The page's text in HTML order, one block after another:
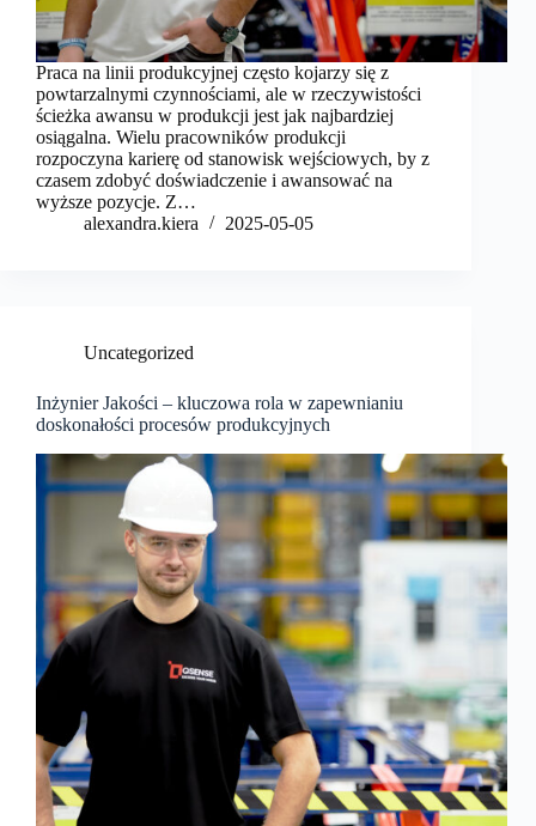
Praca na linii produkcyjnej często kojarzy się z
powtarzalnymi czynnościami, ale w rzeczywistości
ścieżka awansu w produkcji jest jak najbardziej
osiągalna. Wielu pracowników produkcji
rozpoczyna karierę od stanowisk wejściowych, by z
czasem zdobyć doświadczenie i awansować na
wyższe pozycje. Z…
alexandra.kiera
2025-05-05
Uncategorized
Inżynier Jakości – kluczowa rola w zapewnianiu
doskonałości procesów produkcyjnych